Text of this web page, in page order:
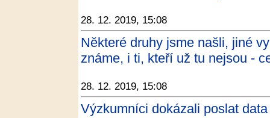
28. 12. 2019, 15:08
Některé druhy jsme našli, jiné
známe, i ti, kteří už tu nejsou -
28. 12. 2019, 15:08
Výzkumníci dokázali poslat